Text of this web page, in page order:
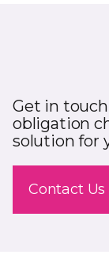
Get in
obligation
solution for
Contact Us